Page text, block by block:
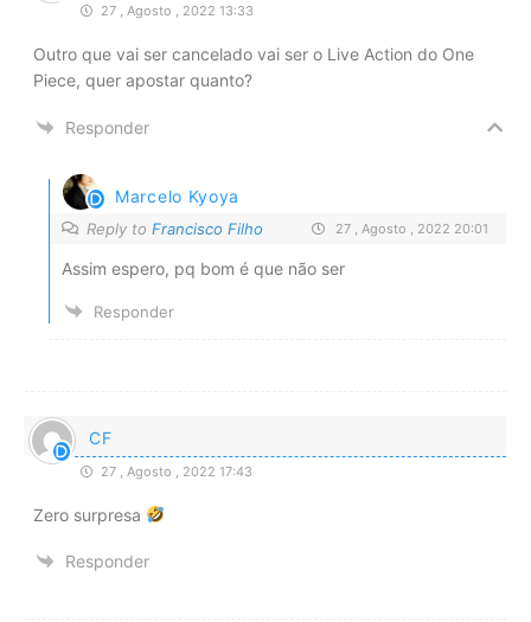
27 , Agosto , 2022 13:33
Outro que vai ser cancelado vai ser o Live Action do One
Piece, quer apostar quanto?
Responder
Marcelo Kyoya
Reply to Francisco Filho 27 , Agosto , 2022 20:01
Assim espero, pq bom é que não ser
Responder
CF
27 , Agosto , 2022 17:43
Zero surpresa
Responder